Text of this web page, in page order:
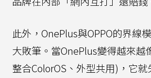
此外，OnePlus與OPPO的界線
大敗筆。當OnePlus變得越來越
整合ColorOS、外型共用)，它